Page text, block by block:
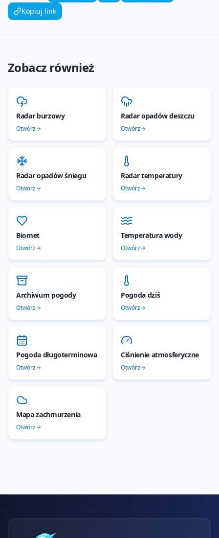
Kopiuj link
Zobacz również
Radar burzowy
Otwórz
Radar opadów deszczu
Otwórz
Radar opadów śniegu
Otwórz
Radar temperatury
Otwórz
Biomet
Otwórz
Temperatura wody
Otwórz
Archiwum pogody
Otwórz
Pogoda dziś
Otwórz
Pogoda długoterminowa
Otwórz
Ciśnienie atmosferyczne
Otwórz
Mapa zachmurzenia
Otwórz